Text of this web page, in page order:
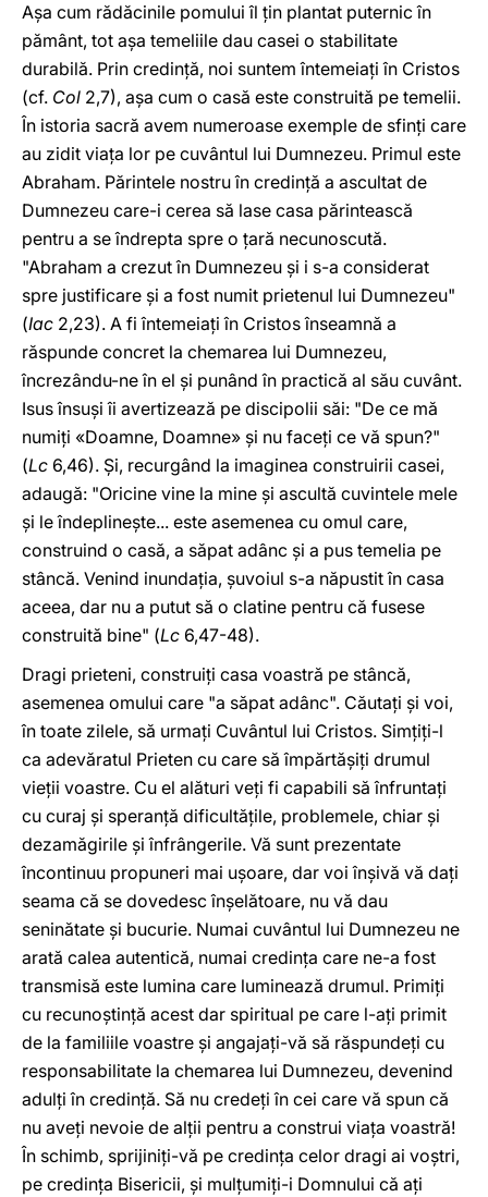
Aşa cum rădăcinile pomului îl ţin plantat puternic în
pământ, tot aşa temeliile dau casei o stabilitate
durabilă. Prin credinţă, noi suntem întemeiaţi în Cristos
(cf. Col 2,7), aşa cum o casă este construită pe temelii.
În istoria sacră avem numeroase exemple de sfinţi care
au zidit viaţa lor pe cuvântul lui Dumnezeu. Primul este
Abraham. Părintele nostru în credinţă a ascultat de
Dumnezeu care-i cerea să lase casa părintească
pentru a se îndrepta spre o ţară necunoscută.
"Abraham a crezut în Dumnezeu şi i s-a considerat
spre justificare şi a fost numit prietenul lui Dumnezeu"
(Iac 2,23). A fi întemeiaţi în Cristos înseamnă a
răspunde concret la chemarea lui Dumnezeu,
încrezându-ne în el şi punând în practică al său cuvânt.
Isus însuşi îi avertizează pe discipolii săi: "De ce mă
numiţi «Doamne, Doamne» şi nu faceţi ce vă spun?"
(Lc 6,46). Şi, recurgând la imaginea construirii casei,
adaugă: "Oricine vine la mine şi ascultă cuvintele mele
şi le îndeplineşte... este asemenea cu omul care,
construind o casă, a săpat adânc şi a pus temelia pe
stâncă. Venind inundaţia, şuvoiul s-a năpustit în casa
aceea, dar nu a putut să o clatine pentru că fusese
construită bine" (Lc 6,47-48).
Dragi prieteni, construiţi casa voastră pe stâncă,
asemenea omului care "a săpat adânc". Căutaţi şi voi,
în toate zilele, să urmaţi Cuvântul lui Cristos. Simţiţi-l
ca adevăratul Prieten cu care să împărtăşiţi drumul
vieţii voastre. Cu el alături veţi fi capabili să înfruntaţi
cu curaj şi speranţă dificultăţile, problemele, chiar şi
dezamăgirile şi înfrângerile. Vă sunt prezentate
încontinuu propuneri mai uşoare, dar voi înşivă vă daţi
seama că se dovedesc înşelătoare, nu vă dau
seninătate şi bucurie. Numai cuvântul lui Dumnezeu ne
arată calea autentică, numai credinţa care ne-a fost
transmisă este lumina care luminează drumul. Primiţi
cu recunoştinţă acest dar spiritual pe care l-aţi primit
de la familiile voastre şi angajaţi-vă să răspundeţi cu
responsabilitate la chemarea lui Dumnezeu, devenind
adulţi în credinţă. Să nu credeţi în cei care vă spun că
nu aveţi nevoie de alţii pentru a construi viaţa voastră!
În schimb, sprijiniţi-vă pe credinţa celor dragi ai voştri,
pe credinţa Bisericii, şi mulţumiţi-i Domnului că aţi